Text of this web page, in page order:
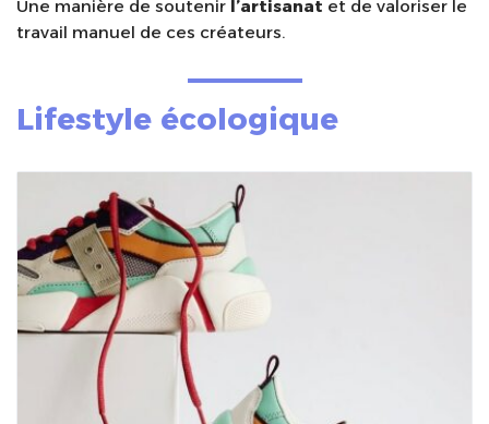
Une manière de soutenir l’artisanat et de valoriser le
travail manuel de ces créateurs.
Lifestyle écologique